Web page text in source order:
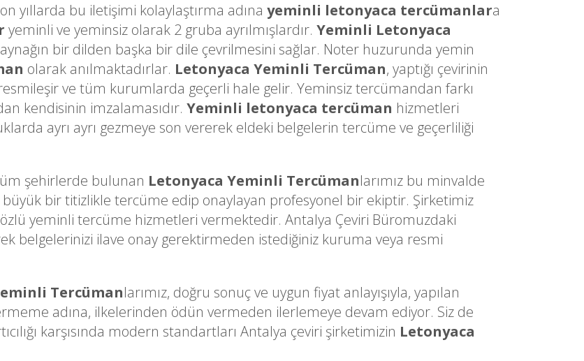
yıllarda bu iletişimi kolaylaştırma adına yeminli letonyaca tercümanlara
yeminli ve yeminsiz olarak 2 gruba ayrılmışlardır. Yeminli Letonyaca
bir dilden başka bir dile çevrilmesini sağlar. Noter huzurunda yemin
olarak anılmaktadırlar. Letonyaca Yeminli Tercüman, yaptığı çevirinin
resmileşir ve tüm kurumlarda geçerli hale gelir. Yeminsiz tercümandan farkı
kendisinin imzalamasıdır. Yeminli letonyaca tercüman hizmetleri
ayrı ayrı gezmeye son vererek eldeki belgelerin tercüme ve geçerliliği
şehirlerde bulunan Letonyaca Yeminli Tercümanlarımız bu minvalde
bir titizlikle tercüme edip onaylayan profesyonel bir ekiptir. Şirketimiz
yeminli tercüme hizmetleri vermektedir. Antalya Çeviri Büromuzdaki
belgelerinizi ilave onay gerektirmeden istediğiniz kuruma veya resmi
Tercümanlarımız, doğru sonuç ve uygun fiyat anlayışıyla, yapılan
adına, ilkelerinden ödün vermeden ilerlemeye devam ediyor. Siz de
karşısında modern standartları Antalya çeviri şirketimizin Letonyaca